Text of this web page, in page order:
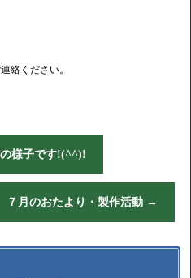
絡ください。
様子です!(^^)!
月のおたより・製作活動 →